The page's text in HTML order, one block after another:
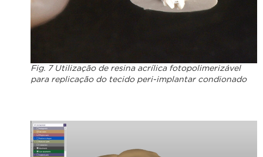
Fig. 7 Utilização de resina acrílica fotopolimerizável
para replicação do tecido peri-implantar condionado